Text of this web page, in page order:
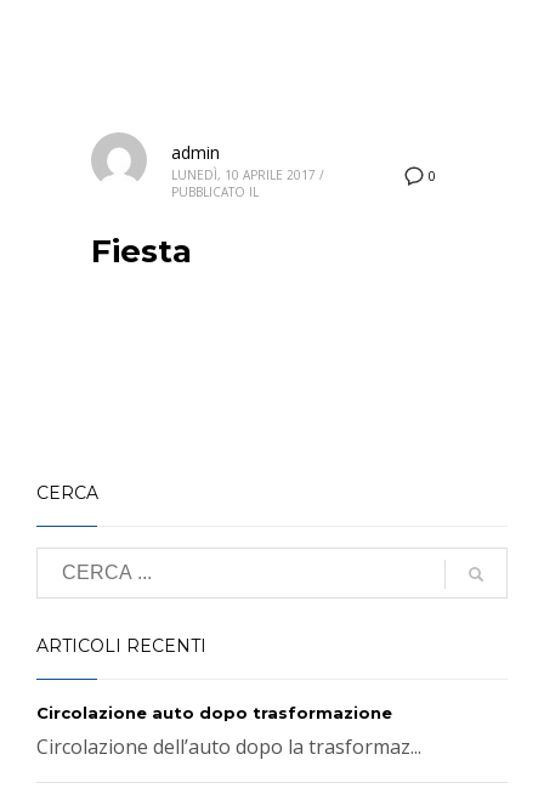
0
admin
LUNEDÌ, 10 APRILE 2017 /
PUBBLICATO IL
Fiesta
CERCA
ARTICOLI RECENTI
Circolazione auto dopo trasformazione
Circolazione dell’auto dopo la trasformaz...